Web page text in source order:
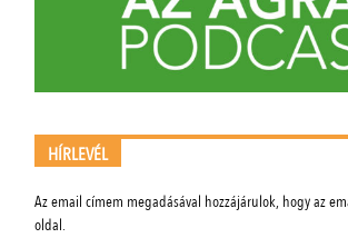
HÍRLEVÉL
Az email címem megadásával hozzájárulok, hogy az
oldal.